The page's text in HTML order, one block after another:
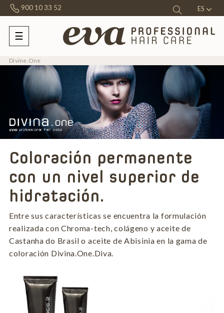
900 10 33 52 ES
Navegación
de
palanca
☰
Divine.One
Coloración permanente
con un nivel superior de
hidratación.
Entre sus características se encuentra la formulación
realizada con Chroma-tech, colágeno y aceite de
Castanha do Brasil o aceite de Abisinia en la gama de
coloración Divina.One.Diva.